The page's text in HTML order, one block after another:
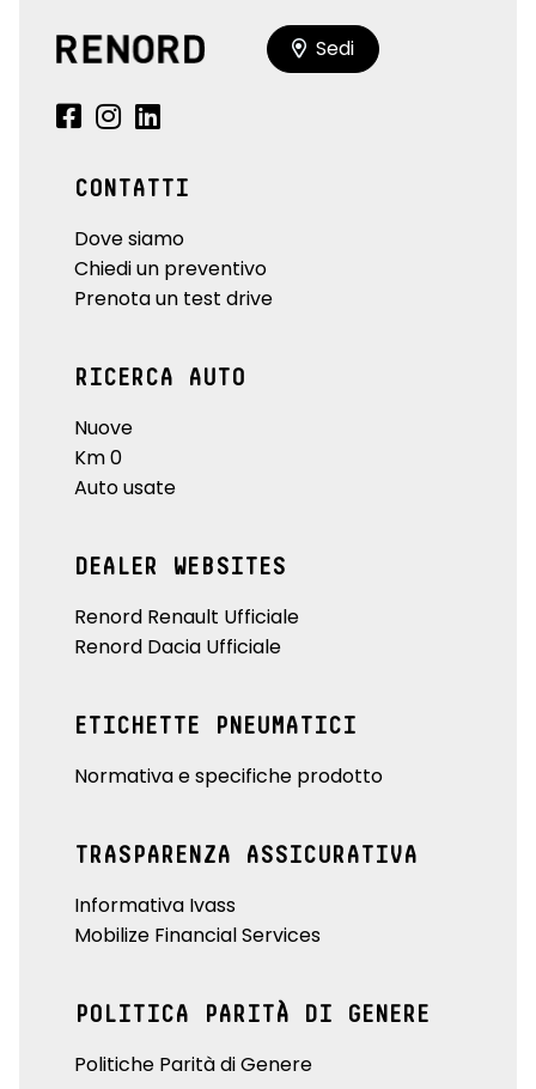
Sedi
CONTATTI
Dove siamo
Chiedi un preventivo
Prenota un test drive
RICERCA AUTO
Nuove
Km 0
Auto usate
DEALER WEBSITES
Renord Renault Ufficiale
Renord Dacia Ufficiale
ETICHETTE PNEUMATICI
Normativa e specifiche prodotto
TRASPARENZA ASSICURATIVA
Informativa Ivass
Mobilize Financial Services
POLITICA PARITÀ DI GENERE
Politiche Parità di Genere